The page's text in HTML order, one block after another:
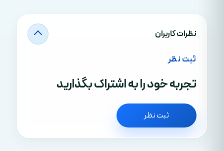
نظرات کاربران
ثبت نظر
تجربه خود را به اشتراک بگذارید
ثبت نظر